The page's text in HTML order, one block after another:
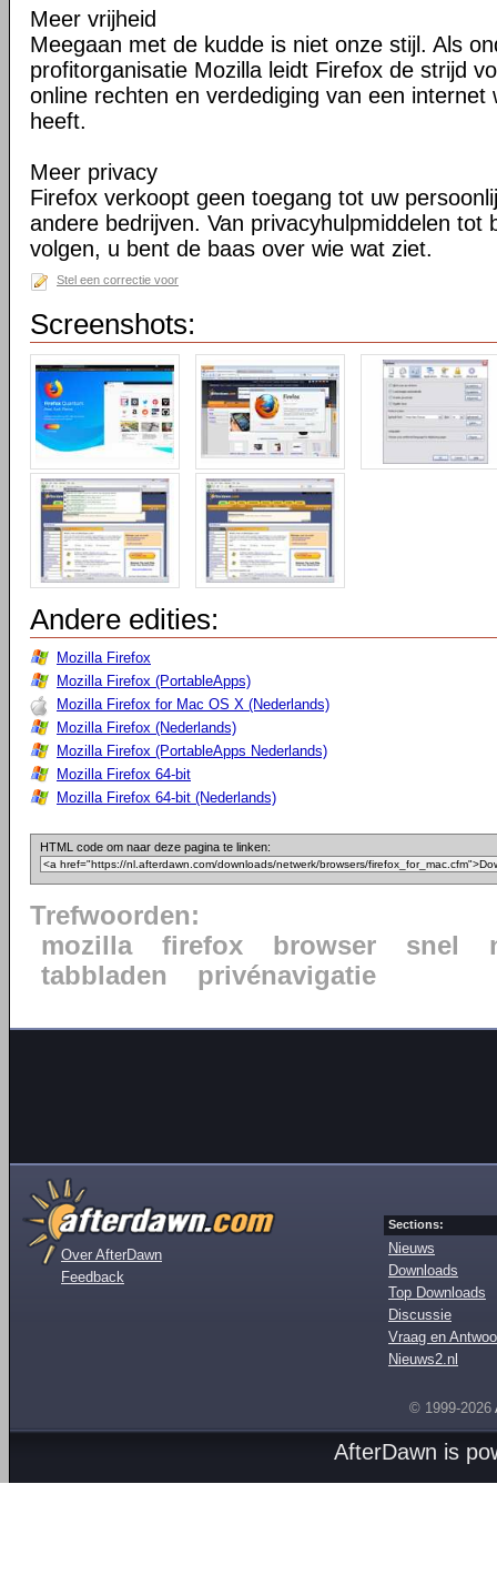
Meer vrijheid
Meegaan met de kudde is niet onze stijl. Als
profitorganisatie Mozilla leidt Firefox de strijd
online rechten en verdediging van een internet
heeft.
Meer privacy
Firefox verkoopt geen toegang tot uw
andere bedrijven. Van privacyhulpmiddelen tot
volgen, u bent de baas over wie wat ziet.
Stel een correctie voor
Screenshots:
Andere edities:
Mozilla Firefox
Mozilla Firefox (PortableApps)
Mozilla Firefox for Mac OS X (Nederlands)
Mozilla Firefox (Nederlands)
Mozilla Firefox (PortableApps Nederlands)
Mozilla Firefox 64-bit
Mozilla Firefox 64-bit (Nederlands)
HTML code om naar deze pagina te linken:
Trefwoorden:
mozilla
firefox browser snel
tabbladen
privénavigatie
Over AfterDawn
Feedback
Sections:
Nieuws
Downloads
Top Downloads
Discussie
Vraag en
Nieuws2.nl
© 1999-2026
AfterDawn is